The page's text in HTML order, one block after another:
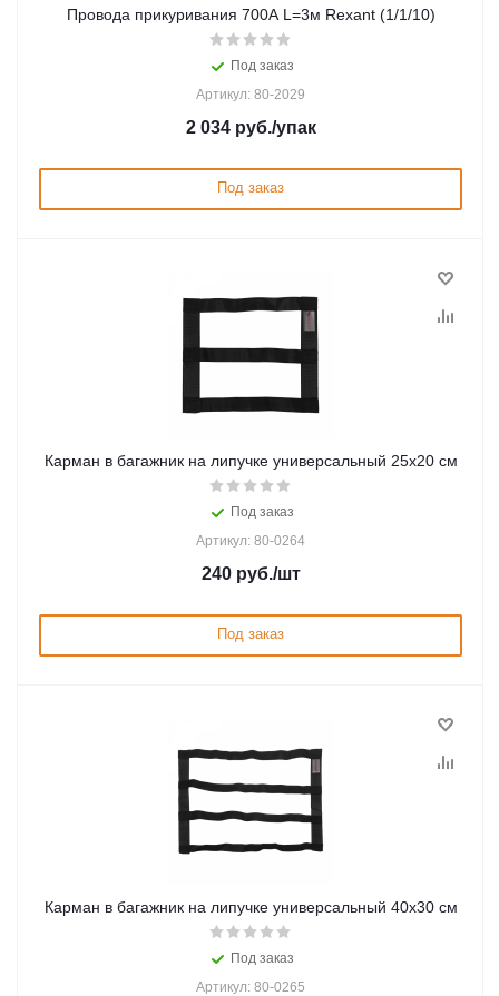
Провода прикуривания 700А L=3м Rexant (1/1/10)
Под заказ
Артикул: 80-2029
2 034руб./упак
Под заказ
Карман в багажник на липучке универсальный 25x20 см
Под заказ
Артикул: 80-0264
240руб./шт
Под заказ
Карман в багажник на липучке универсальный 40x30 см
Под заказ
Артикул: 80-0265